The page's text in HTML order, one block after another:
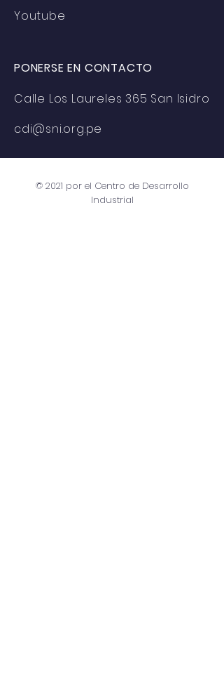
Youtube
PONERSE EN CONTACTO
Calle Los Laureles 365 San Isidro
cdi@sni.org.pe
© 2021 por el Centro de Desarrollo
Industrial